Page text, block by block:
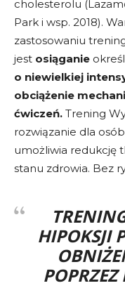
cholesterolu
Park i wsp. 2018).
zastosowaniu
jest osiąganie
o niewielkiej
obciążenie
ćwiczeń. Trening
rozwiązanie dla
umożliwia redukcję
stanu zdrowia. Bez
HIPOKSJI
POPRZEZ